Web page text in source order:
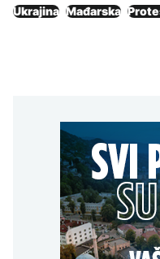
Ukrajina Mađarska